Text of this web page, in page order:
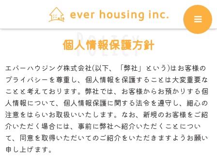
個人情報保護方針
Policy
エバーハウジング株式会社(以下、「弊社」という)はお客様の
プライバシーを尊重し、個人情報を保護することは大変重要な
ことと考えております。弊社では、お客様からお預かりする個
人情報について、個人情報保護に関する法令を遵守し、細心の
注意をはらいお取扱いいたします。なお、新規のお客様をご紹
介いただく場合には、事前に弊社へ紹介いただくことについ
て、同意を取得いただいてのご紹介をいただきますようお願い
申し上げます。